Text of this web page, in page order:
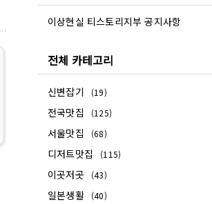
이상현실 티스토리지부 공지사항
전체 카테고리
신변잡기 (19)
전국맛집 (125)
서울맛집 (68)
디저트맛집 (115)
이곳저곳 (43)
일본생활 (40)